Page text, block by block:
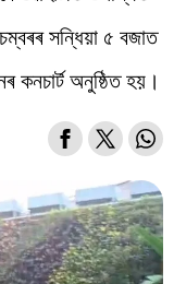
সন্ধিয়া ৫ বজাত
কনচাৰ্ট অনুষ্ঠিত হয়।